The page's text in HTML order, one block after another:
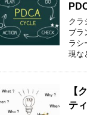
クラ
ブラ
ラシ
現な
【
テ